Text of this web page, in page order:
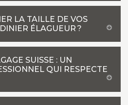
LA TAILLE DE VOS
ÉLAGUEUR ?
SUISSE : UN
QUI RESPECTE